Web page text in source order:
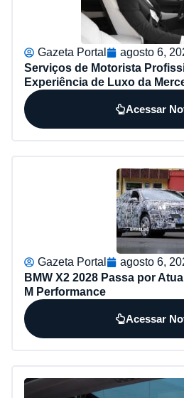
Gazeta Portal agosto 6,
Serviços de Motorista
Experiência de Luxo da
Acessar
Gazeta Portal agosto 6,
BMW X2 2028 Passa por
M Performance
Acessar